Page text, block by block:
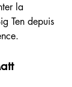
la
Ten depuis